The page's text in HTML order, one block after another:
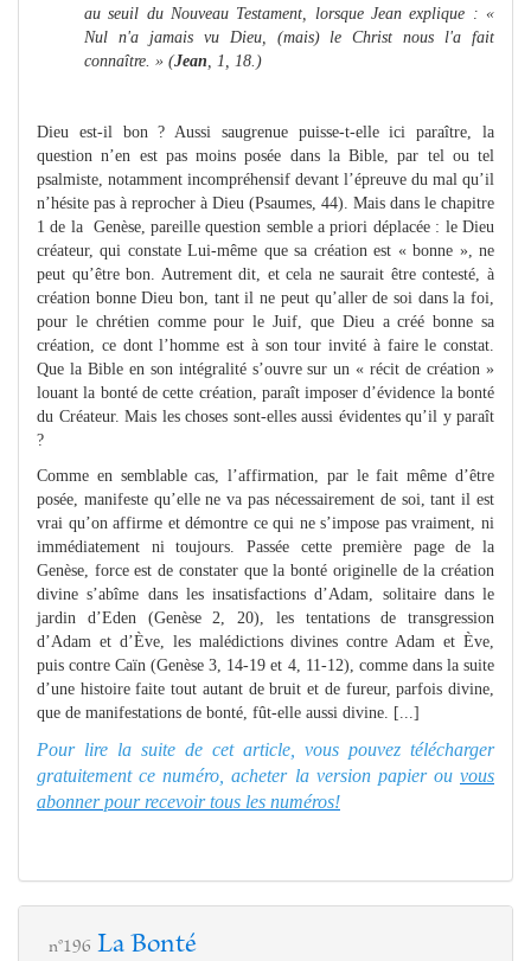
au seuil du Nouveau Testament, lorsque Jean explique : «
Nul n'a jamais vu Dieu, (mais) le Christ nous l'a fait
connaître. » (Jean , 1, 18.)
Dieu est-il bon ? Aussi saugrenue puisse-t-elle ici paraître, la
question n’en est pas moins posée dans la Bible, par tel ou tel
psalmiste, notamment incompréhensif devant l’épreuve du mal qu’il
n’hésite pas à reprocher à Dieu (Psaumes, 44). Mais dans le chapitre
1 de la Genèse, pareille question semble a priori déplacée : le Dieu
créateur, qui constate Lui-même que sa création est « bonne », ne
peut qu’être bon. Autrement dit, et cela ne saurait être contesté, à
création bonne Dieu bon, tant il ne peut qu’aller de soi dans la foi,
pour le chrétien comme pour le Juif, que Dieu a créé bonne sa
création, ce dont l’homme est à son tour invité à faire le constat.
Que la Bible en son intégralité s’ouvre sur un « récit de création »
louant la bonté de cette création, paraît imposer d’évidence la bonté
du Créateur. Mais les choses sont-elles aussi évidentes qu’il y paraît
?
Comme en semblable cas, l’affirmation, par le fait même d’être
posée, manifeste qu’elle ne va pas nécessairement de soi, tant il est
vrai qu’on affirme et démontre ce qui ne s’impose pas vraiment, ni
immédiatement ni toujours. Passée cette première page de la
Genèse, force est de constater que la bonté originelle de la création
divine s’abîme dans les insatisfactions d’Adam, solitaire dans le
jardin d’Eden (Genèse 2, 20), les tentations de transgression
d’Adam et d’Ève, les malédictions divines contre Adam et Ève,
puis contre Caïn (Genèse 3, 14-19 et 4, 11-12), comme dans la suite
d’une histoire faite tout autant de bruit et de fureur, parfois divine,
que de manifestations de bonté, fût-elle aussi divine. [...]
Pour lire la suite de cet article, vous pouvez télécharger
gratuitement ce numéro, acheter la version papier ou vous
abonner pour recevoir tous les numéros!
n°196 La Bonté